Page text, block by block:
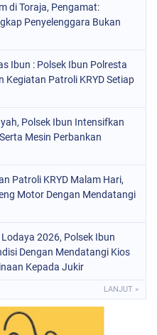
di Toraja, Pengamat:
Penyelenggara Bukan
Ibun : Polsek Ibun Polresta
Kegiatan Patroli KRYD Setiap
Polsek Ibun Intensifkan
Mesin Perbankan
Patroli KRYD Malam Hari,
Motor Dengan Mendatangi
2026, Polsek Ibun
Dengan Mendatangi Kios
Kepada Jukir
LANJUT »